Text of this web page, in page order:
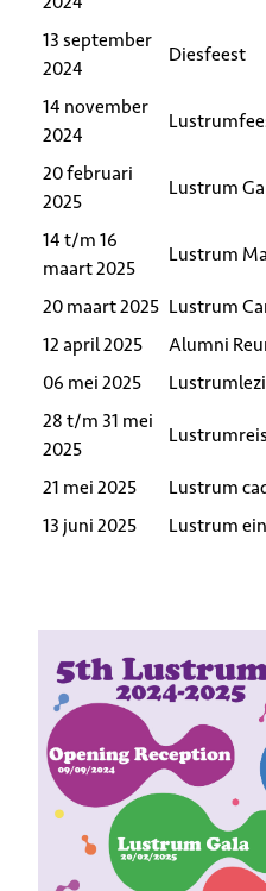
13 september
2024
Diesfeest
14 november
2024
20 februari
2025
Lustrum
14 t/m 16
maart 2025
Lustrum
20 maart 2025 Lustrum
12 april 2025
Alumni
06 mei 2025
28 t/m 31 mei
2025
Lustrumreis
21 mei 2025
Lustrum
13 juni 2025
Lustrum